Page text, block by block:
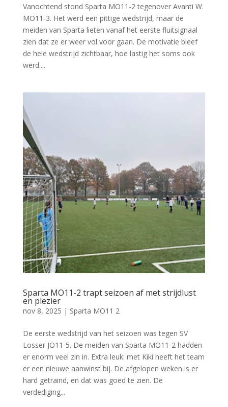
Vanochtend stond Sparta MO11-2 tegenover Avanti W.
MO11-3. Het werd een pittige wedstrijd, maar de
meiden van Sparta lieten vanaf het eerste fluitsignaal
zien dat ze er weer vol voor gaan. De motivatie bleef
de hele wedstrijd zichtbaar, hoe lastig het soms ook
werd....
Sparta MO11-2 trapt seizoen af met strijdlust
en plezier
nov 8, 2025 | Sparta MO11 2
De eerste wedstrijd van het seizoen was tegen SV
Losser JO11-5. De meiden van Sparta MO11-2 hadden
er enorm veel zin in. Extra leuk: met Kiki heeft het team
er een nieuwe aanwinst bij. De afgelopen weken is er
hard getraind, en dat was goed te zien. De
verdediging...